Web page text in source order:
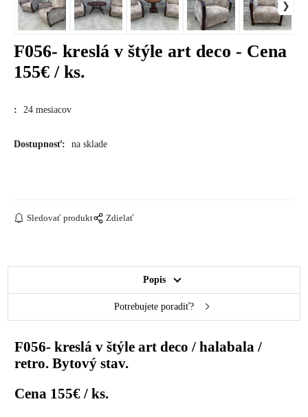
F056- kreslá v štýle art deco - Cena
155€ / ks.
: 24 mesiacov
Dostupnosť: na sklade
Sledovať produkt Zdielať
Popis
Potrebujete poradiť?
F056- kreslá v štýle art deco / halabala /
retro. Bytový stav.
Cena 155€ / ks.